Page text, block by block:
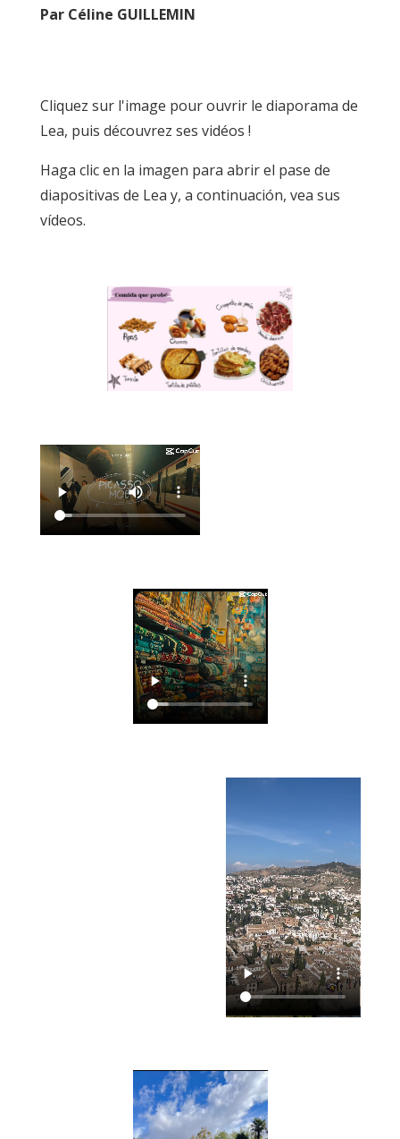
Par Céline GUILLEMIN
Cliquez sur l'image pour ouvrir le diaporama de
Lea, puis découvrez ses vidéos !
Haga clic en la imagen para abrir el pase de
diapositivas de Lea y, a continuación, vea sus
vídeos.